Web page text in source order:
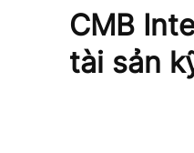
CMB
tài sản